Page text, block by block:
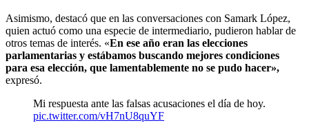
Asimismo, destacó que en las conversaciones con Samark López,
quien actuó como una especie de intermediario, pudieron hablar de
otros temas de interés. «En ese año eran las elecciones
parlamentarias y estábamos buscando mejores condiciones
para esa elección, que lamentablemente no se pudo hacer»,
expresó.
Mi respuesta ante las falsas acusaciones el día de hoy.
pic.twitter.com/vH7nU8quYF